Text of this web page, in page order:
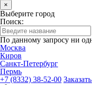
×
Выберите город
Поиск:
По данному запросу ни
Москва
Киров
Санкт-Петербург
Пермь
+7 (8332) 38-52-00